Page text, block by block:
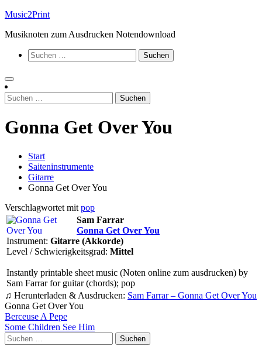
Zum
springen
Music2Print
Musiknoten zum Ausdrucken Notendownload
Suchen
nach:
Suchen
nach:
Gonna Get Over You
Start
Saiteninstrumente
Gitarre
Gonna Get Over You
Verschlagwortet mit pop
Sam Farrar
Gonna Get Over You
Instrument: Gitarre (Akkorde)
Level / Schwierigkeitsgrad: Mittel
Instantly printable sheet music (Noten online zum ausdrucken) by
Sam Farrar for guitar (chords); pop
♫ Herunterladen & Ausdrucken: Sam Farrar – Gonna Get Over You
Gonna Get Over You
Beitragsnavigation
Berceuse A Pepe
Some Children See Him
Suchen
nach: